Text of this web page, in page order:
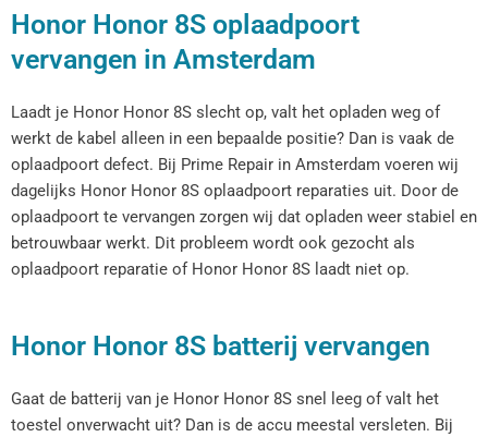
Honor Honor 8S oplaadpoort
vervangen in Amsterdam
Laadt je Honor Honor 8S slecht op, valt het opladen weg of
werkt de kabel alleen in een bepaalde positie? Dan is vaak de
oplaadpoort defect. Bij Prime Repair in Amsterdam voeren wij
dagelijks Honor Honor 8S oplaadpoort reparaties uit. Door de
oplaadpoort te vervangen zorgen wij dat opladen weer stabiel en
betrouwbaar werkt. Dit probleem wordt ook gezocht als
oplaadpoort reparatie of Honor Honor 8S laadt niet op.
Honor Honor 8S batterij vervangen
Gaat de batterij van je Honor Honor 8S snel leeg of valt het
toestel onverwacht uit? Dan is de accu meestal versleten. Bij